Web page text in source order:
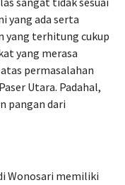
yang ada serta
yang terhitung cukup
yang merasa
permasalahan
Utara. Padahal,
pangan dari
Wonosari memiliki